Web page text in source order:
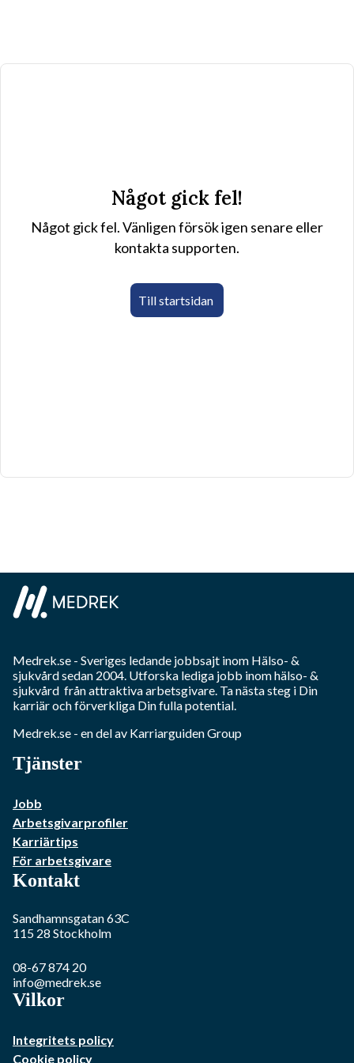
Något gick fel!
Något gick fel. Vänligen försök igen senare eller
kontakta supporten.
Till startsidan
Medrek.se - Sveriges ledande jobbsajt inom Hälso- &
sjukvårdsedan 2004. Utforska lediga jobb inomhälso- &
sjukvård från attraktiva arbetsgivare. Ta nästa steg i Din
karriär och förverkliga Din fulla potential.
Medrek.se - en del av Karriarguiden Group
Tjänster
Jobb
Arbetsgivarprofiler
Karriärtips
För arbetsgivare
Kontakt
Sandhamnsgatan 63C
115 28 Stockholm
08-67 874 20
info@medrek.se
Vilkor
Integritets policy
Cookie policy